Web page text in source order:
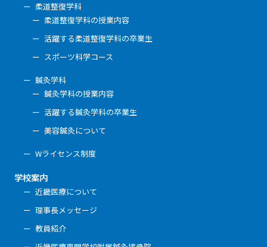
柔道整復学科
柔道整復学科の授業内容
活躍する柔道整復学科の卒業生
スポーツ科学コース
鍼灸学科
鍼灸学科の授業内容
活躍する鍼灸学科の卒業生
美容鍼灸について
Wライセンス制度
学校案内
近畿医療について
理事長メッセージ
教員紹介